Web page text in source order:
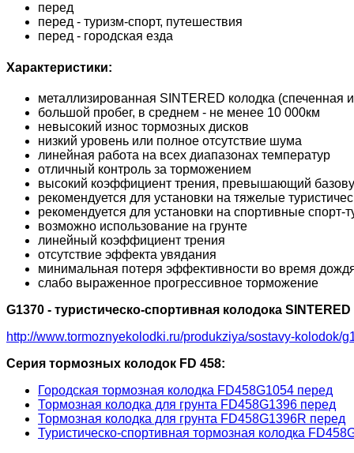
перед
перед - туризм-спорт, путешествия
перед - городская езда
Характеристики:
металлизированная SINTERED колодка (спеченная
большой пробег, в среднем - не менее 10 000км
невысокий износ тормозных дисков
низкий уровень или полное отсутствие шума
линейная работа на всех диапазонах температур
отличный контроль за торможением
высокий коэффициент трения, превышающий
рекомендуется для установки на тяжелые
рекомендуется для установки на спортивные спорт-
возможно использование на грунте
линейный коэффициент трения
отсутствие эффекта увядания
минимальная потеря эффективности во время
слабо выраженное прогрессивное торможение
G1370 - туристическо-спортивная колодока
http://www.tormoznyekolodki.ru/produkziya/sostavy-kolodok/
Серия тормозных колодок FD 458:
Городская тормозная колодка FD458G1054 перед
Тормозная колодка для грунта FD458G1396 перед
Тормозная колодка для грунта FD458G1396R перед
Туристическо-спортивная тормозная колодка